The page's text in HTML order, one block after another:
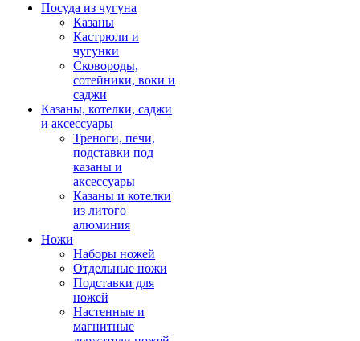
Посуда из чугуна
Казаны
Кастрюли и
чугунки
Сковороды,
сотейники, воки и
саджи
Казаны, котелки, саджи
и аксессуары
Треноги, печи,
подставки под
казаны и
аксессуары
Казаны и котелки
из литого
алюминия
Ножи
Наборы ножей
Отдельные ножи
Подставки для
ножей
Настенные и
магнитные